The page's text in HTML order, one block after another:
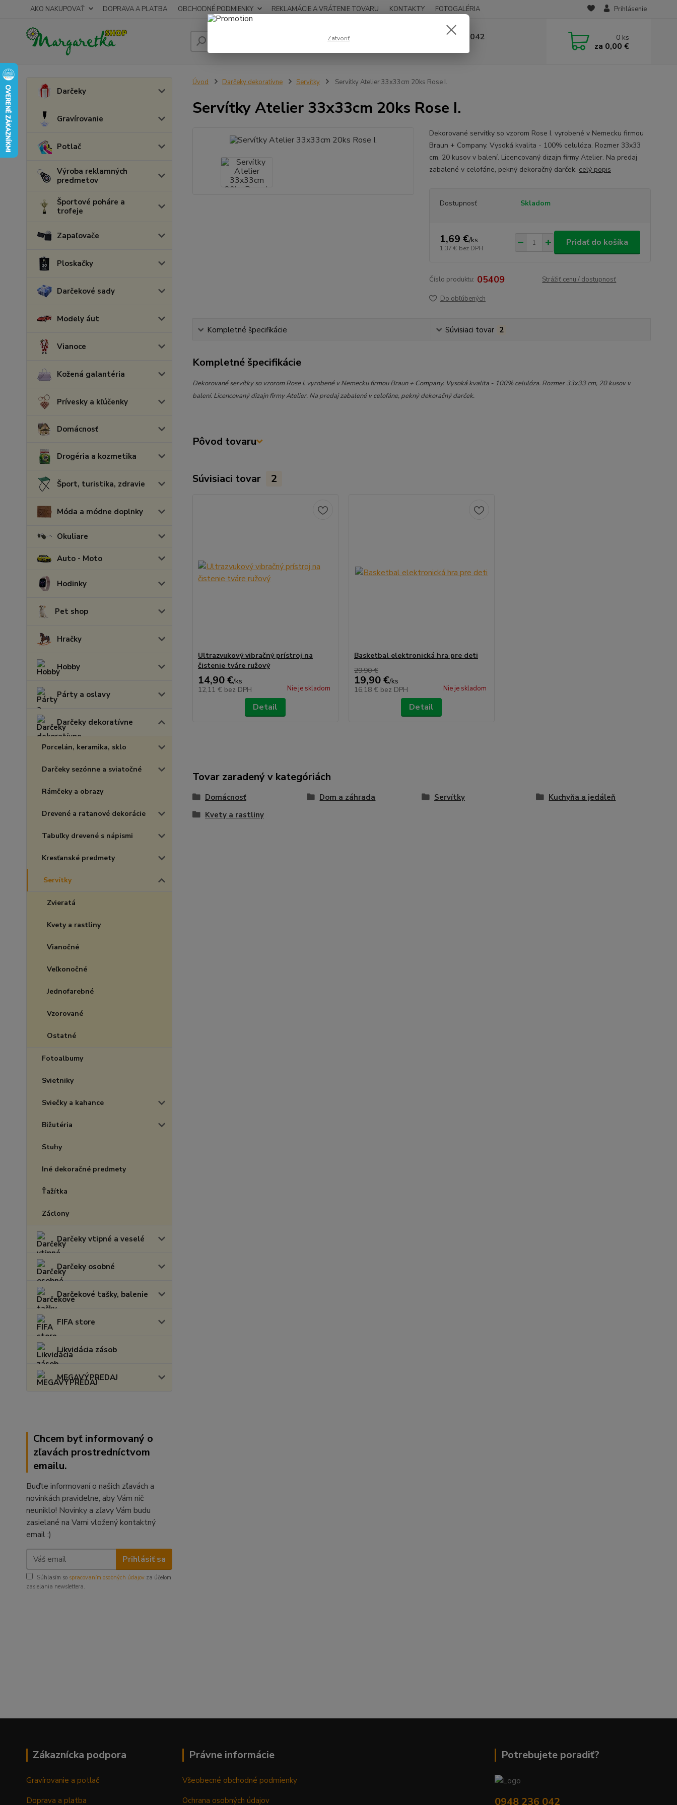
AKO NAKUPOVAŤ DOPRAVA A PLATBA OBCHODNÉ PODMIENKY REKLAMÁCIE A VRÁTENIE TOVARU KONTAKTY FOTOGALÉRIA Prihlásenie
Hľadať 0948 236 042 0 ks
za 0,00 €
Darčeky
Gravírovanie
Potlač
Výroba reklamných
predmetov
Športové poháre a
trofeje
Zapaľovače
Ploskačky
Darčekové sady
Modely áut
Vianoce
Kožená galantéria
Prívesky a kľúčenky
Domácnosť
Drogéria a kozmetika
Šport, turistika, zdravie
Móda a módne doplnky
Okuliare
Auto - Moto
Hodinky
Pet shop
Hračky
Hobby
Párty a oslavy
Darčeky dekoratívne
Porcelán, keramika, sklo
Darčeky sezónne a sviatočné
Rámčeky a obrazy
Drevené a ratanové dekorácie
Tabuľky drevené s nápismi
Kresťanské predmety
Servítky
Zvieratá
Kvety a rastliny
Vianočné
Veľkonočné
Jednofarebné
Vzorované
Ostatné
Fotoalbumy
Svietniky
Sviečky a kahance
Bižutéria
Stuhy
Iné dekoračné predmety
Ťažítka
Záclony
Darčeky vtipné a veselé
Darčeky osobné
Darčekové tašky, balenie
FIFA store
Likvidácia zásob
MEGAVÝPREDAJ
Chcem byť informovaný o
zľavách prostredníctvom
emailu.
Buďte informovaní o našich zľavách a
novinkách pravidelne, aby Vám nič
neuniklo! Novinky a zľavy Vám budu
zasielané na Vami vložený kontaktný
email :)
Prihlásiť sa
Súhlasím so spracovaním osobných údajov za účelom
zasielania newslettera.
Úvod Darčeky dekoratívne Servítky Servítky Atelier 33x33cm 20ks Rose I.
Servítky Atelier 33x33cm 20ks Rose I.
Dekorované servítky so vzorom Rose I. vyrobené v Nemecku firmou
Braun + Company. Vysoká kvalita - 100% celulóza. Rozmer 33x33
cm, 20 kusov v balení. Licencovaný dizajn firmy Atelier. Na predaj
zabalené v celofáne, pekný dekoračný darček. celý popis
Dostupnosť Skladom
1,69 €/ks
1,37 € bez DPH
Pridať do košíka
Číslo produktu: 05409 Strážiť cenu / dostupnosť
Do obľúbených
Kompletné špecifikácie Súvisiaci tovar 2
Kompletné špecifikácie
Dekorované servítky so vzorom Rose I. vyrobené v Nemecku firmou Braun + Company. Vysoká kvalita - 100% celulóza. Rozmer 33x33 cm, 20 kusov v
balení. Licencovaný dizajn firmy Atelier. Na predaj zabalené v celofáne, pekný dekoračný darček.
Pôvod tovaru
Súvisiaci tovar 2
Ultrazvukový vibračný prístroj na
čistenie tváre ružový
14,90 €/ks
12,11 € bez DPH Nie je skladom
Detail
Basketbal elektronická hra pre deti
29,90 €
19,90 €/ks
16,18 € bez DPH Nie je skladom
Detail
Tovar zaradený v kategóriách
Domácnosť Dom a záhrada Servítky
Kuchyňa a jedáleň
Kvety a rastliny
Zákaznícka podpora
Gravírovanie a potlač
Doprava a platba
Právne informácie
Všeobecné obchodné podmienky
Ochrana osobných údajov
Potrebujete poradiť?
0948 236 042
Zatvoriť